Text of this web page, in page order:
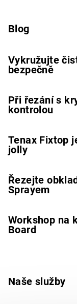
Blog
Vykružujte
bezpečně
Při řezání s
kontrolou
Tenax Fixtop
jolly
Řezejte
Sprayem
Workshop na
Board
Naše služby